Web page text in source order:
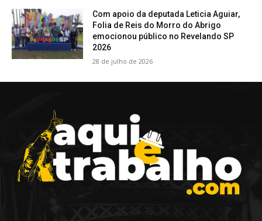
Com apoio da deputada Leticia Aguiar,
Folia de Reis do Morro do Abrigo
emocionou público no Revelando SP
2026
28 de julho de 2026